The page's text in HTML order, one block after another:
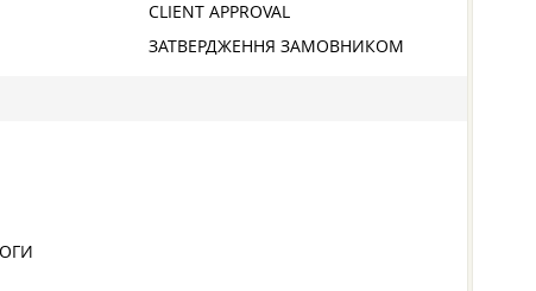
CLIENT APPROVAL
ЗАТВЕРДЖЕННЯ ЗАМОВНИКОМ